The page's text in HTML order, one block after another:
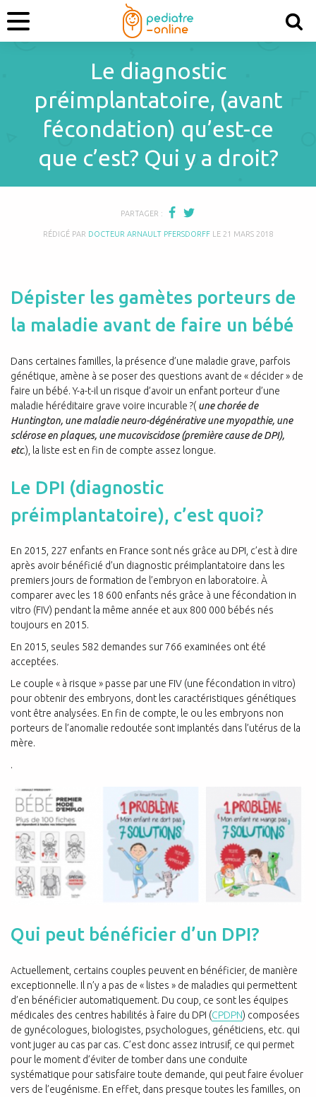
Le diagnostic
préimplantatoire, (avant
fécondation) qu’est-ce
que c’est? Qui y a droit?
PARTAGER :
RÉDIGÉ PAR DOCTEUR ARNAULT PFERSDORFF LE 21 MARS 2018
Dépister les gamètes porteurs de
la maladie avant de faire un bébé
Dans certaines familles, la présence d’une maladie grave, parfois
génétique, amène à se poser des questions avant de « décider » de
faire un bébé. Y-a-t-il un risque d’avoir un enfant porteur d’une
maladie héréditaire grave voire incurable ?( une chorée de
Huntington, une maladie neuro-dégénérative une myopathie, une
sclérose en plaques, une mucoviscidose (première cause de DPI),
etc.), la liste est en fin de compte assez longue.
Le DPI (diagnostic
préimplantatoire), c’est quoi?
En 2015, 227 enfants en France sont nés grâce au DPI, c’est à dire
après avoir bénéficié d’un diagnostic préimplantatoire dans les
premiers jours de formation de l’embryon en laboratoire. À
comparer avec les 18 600 enfants nés grâce à une fécondation in
vitro (FIV) pendant la même année et aux 800 000 bébés nés
toujours en 2015.
En 2015, seules 582 demandes sur 766 examinées ont été
acceptées.
Le couple « à risque » passe par une FIV (une fécondation in vitro)
pour obtenir des embryons, dont les caractéristiques génétiques
vont être analysées. En fin de compte, le ou les embryons non
porteurs de l’anomalie redoutée sont implantés dans l’utérus de la
mère.
.
Qui peut bénéficier d’un DPI?
Actuellement, certains couples peuvent en bénéficier, de manière
exceptionnelle. Il n’y a pas de « listes » de maladies qui permettent
d’en bénéficier automatiquement. Du coup, ce sont les équipes
médicales des centres habilités à faire du DPI (CPDPN) composées
de gynécologues, biologistes, psychologues, généticiens, etc. qui
vont juger au cas par cas. C’est donc assez intrusif, ce qui permet
pour le moment d’éviter de tomber dans une conduite
systématique pour satisfaire toute demande, qui peut faire évoluer
vers de l’eugénisme. En effet, dans presque toutes les familles, on